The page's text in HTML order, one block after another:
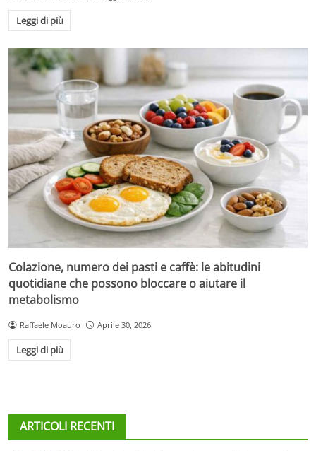
Leggi di più
Colazione, numero dei pasti e caffè: le abitudini
quotidiane che possono bloccare o aiutare il
metabolismo
Raffaele Moauro Aprile 30, 2026
Leggi di più
ARTICOLI RECENTI